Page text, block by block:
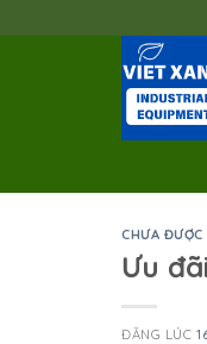
to
CHƯA
Ưu
ĐĂNG LÚC